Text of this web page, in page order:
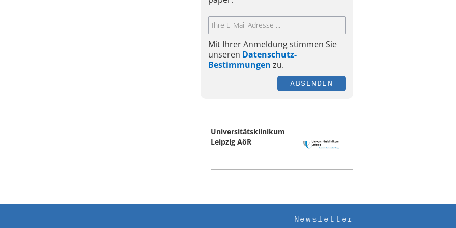
Mit Ihrer Anmeldung stimmen Sie
unseren Datenschutz-
Bestimmungen zu.
ABSENDEN
Universitätsklinikum
Leipzig AöR
Newsletter